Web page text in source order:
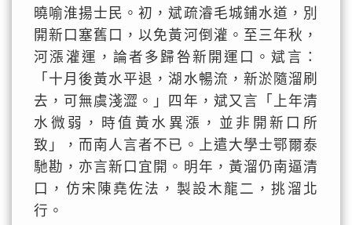
曉喻淮揚士民。初，斌疏濬毛城鋪水道，別
開新口塞舊口，以免黃河倒灌。至三年秋，
河漲灌運，論者多歸咎新開運口。斌言：
「十月後黃水平退，湖水暢流，新淤隨溜刷
去，可無虞淺澀。」四年，斌又言「上年清
水微弱，時值黃水異漲，並非開新口所
致」，而南人言者不已。上遣大學士鄂爾泰
馳勘，亦言新口宜開。明年，黃溜仍南逼清
口，仿宋陳堯佐法，製設木龍二，挑溜北
行。